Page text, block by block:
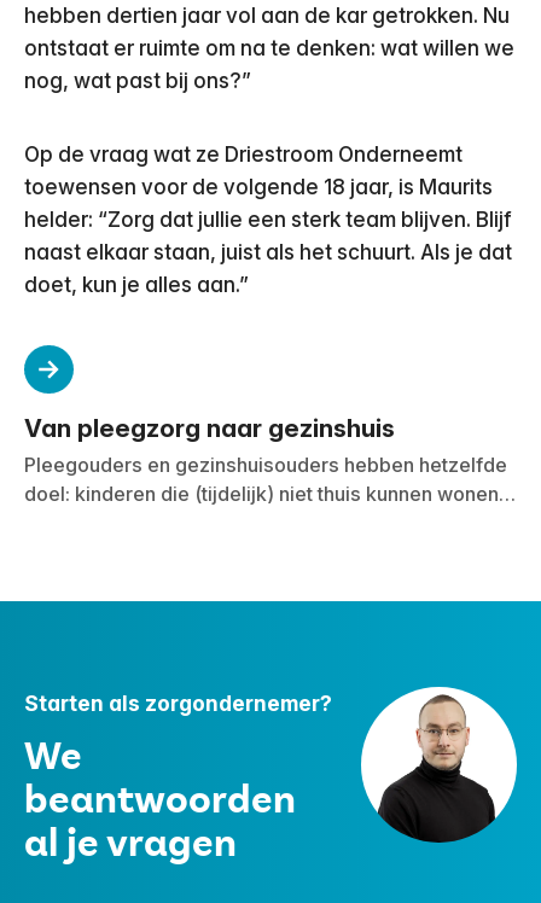
hebben dertien jaar vol aan de kar getrokken. Nu
ontstaat er ruimte om na te denken: wat willen we
nog, wat past bij ons?”
Op de vraag wat ze Driestroom Onderneemt
toewensen voor de volgende 18 jaar, is Maurits
helder: “Zorg dat jullie een sterk team blijven. Blijf
naast elkaar staan, juist als het schuurt. Als je dat
doet, kun je alles aan.”
Van pleegzorg naar gezinshuis
Pleegouders en gezinshuisouders hebben hetzelfde
doel: kinderen die (tijdelijk) niet thuis kunnen wonen
vrijwillig kinderen op, blijven daarnaast werken en
Starten als zorgondernemer?
We
beantwoorden
al je vragen